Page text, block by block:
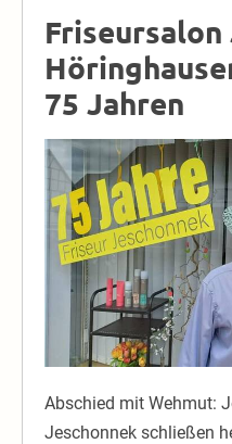
Friseursalon
75 Jahren
Abschied mit Wehmut:
Jeschonnek schließen